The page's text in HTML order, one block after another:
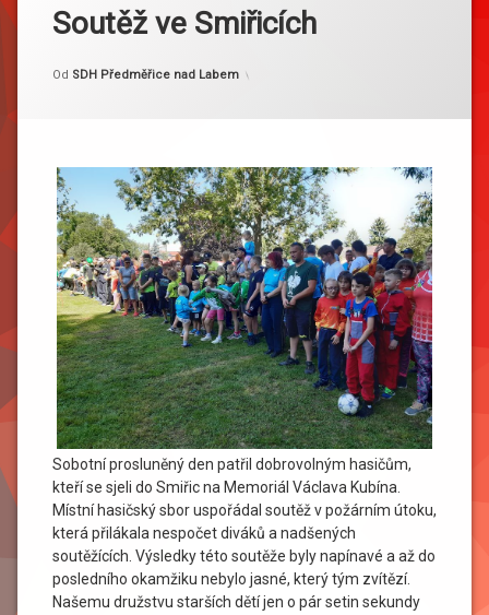
Soutěž ve Smiřicích
Publikováno14. 6. 2025
Aktualizováno 20. 6. 2025
Od SDH Předměřice nad Labem
Sobotní prosluněný den patřil dobrovolným hasičům,
kteří se sjeli do Smiřic na Memoriál Václava Kubína.
Místní hasičský sbor uspořádal soutěž v požárním útoku,
která přilákala nespočet diváků a nadšených
soutěžících. Výsledky této soutěže byly napínavé a až do
posledního okamžiku nebylo jasné, který tým zvítězí.
Našemu družstvu starších dětí jen o pár setin sekundy